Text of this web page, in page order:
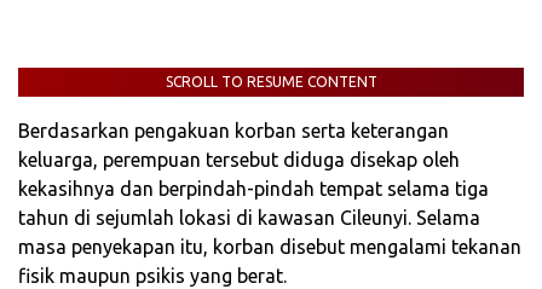
SCROLL TO RESUME CONTENT
‎Berdasarkan pengakuan korban serta keterangan
keluarga, perempuan tersebut diduga disekap oleh
kekasihnya dan berpindah-pindah tempat selama tiga
tahun di sejumlah lokasi di kawasan Cileunyi. Selama
masa penyekapan itu, korban disebut mengalami tekanan
fisik maupun psikis yang berat.